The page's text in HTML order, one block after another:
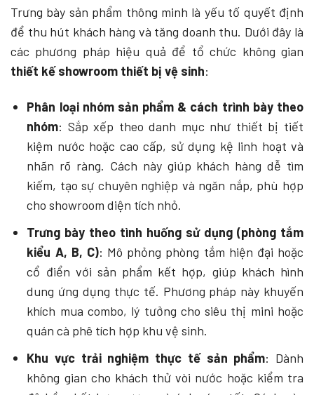
Trưng bày sản phẩm thông minh là yếu tố quyết định
để thu hút khách hàng và tăng doanh thu. Dưới đây là
các phương pháp hiệu quả để tổ chức không gian
thiết kế showroom thiết bị vệ sinh:
Phân loại nhóm sản phẩm & cách trình bày theo
nhóm: Sắp xếp theo danh mục như thiết bị tiết
kiệm nước hoặc cao cấp, sử dụng kệ linh hoạt và
nhãn rõ ràng. Cách này giúp khách hàng dễ tìm
kiếm, tạo sự chuyên nghiệp và ngăn nắp, phù hợp
cho showroom diện tích nhỏ.
Trưng bày theo tình huống sử dụng (phòng tắm
kiểu A, B, C): Mô phỏng phòng tắm hiện đại hoặc
cổ điển với sản phẩm kết hợp, giúp khách hình
dung ứng dụng thực tế. Phương pháp này khuyến
khích mua combo, lý tưởng cho siêu thị mini hoặc
quán cà phê tích hợp khu vệ sinh.
Khu vực trải nghiệm thực tế sản phẩm: Dành
không gian cho khách thử vòi nước hoặc kiểm tra